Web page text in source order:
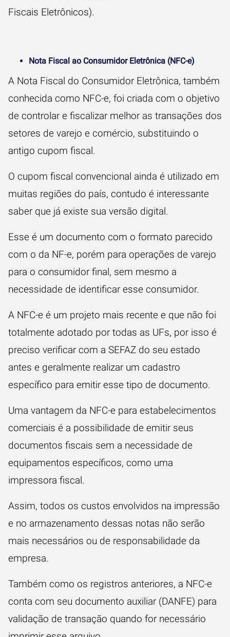
Fiscais Eletrônicos).
Nota Fiscal ao Consumidor Eletrônica (NFC-e)
A Nota Fiscal do Consumidor Eletrônica, também
conhecida como NFC-e, foi criada com o objetivo
de controlar e fiscalizar melhor as transações dos
setores de varejo e comércio, substituindo o
antigo cupom fiscal.
O cupom fiscal convencional ainda é utilizado em
muitas regiões do país, contudo é interessante
saber que já existe sua versão digital.
Esse é um documento com o formato parecido
com o da NF-e, porém para operações de varejo
para o consumidor final, sem mesmo a
necessidade de identificar esse consumidor.
A NFC-e é um projeto mais recente e que não foi
totalmente adotado por todas as UFs, por isso é
preciso verificar com a SEFAZ do seu estado
antes e geralmente realizar um cadastro
específico para emitir esse tipo de documento.
Uma vantagem da NFC-e para estabelecimentos
comerciais é a possibilidade de emitir seus
documentos fiscais sem a necessidade de
equipamentos específicos, como uma
impressora fiscal.
Assim, todos os custos envolvidos na impressão
e no armazenamento dessas notas não serão
mais necessários ou de responsabilidade da
empresa.
Também como os registros anteriores, a NFC-e
conta com seu documento auxiliar (DANFE) para
validação de transação quando for necessário